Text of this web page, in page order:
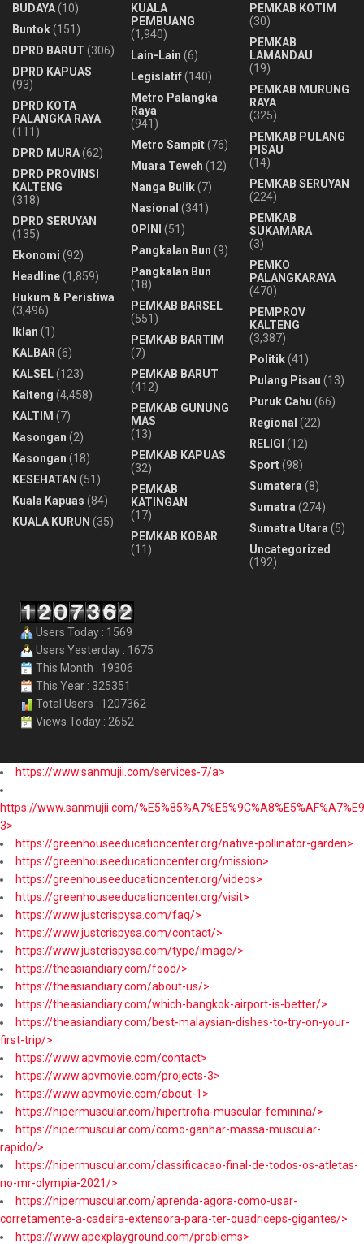
BUDAYA(10)
Buntok(151)
DPRD BARUT (306)
DPRD KAPUAS
(93)
DPRD KOTA
PALANGKA RAYA
(111)
DPRD MURA(62)
DPRD PROVINSI
KALTENG
(318)
DPRD SERUYAN
(135)
Ekonomi (92)
Headline(1,859)
Hukum & Peristiwa
(3,496)
Iklan (1)
KALBAR (6)
KALSEL(123)
Kalteng (4,458)
KALTIM (7)
Kasongan (2)
Kasongan (18)
KESEHATAN (51)
Kuala Kapuas (84)
KUALA KURUN (35)
KUALA
PEMBUANG
(1,940)
Lain-Lain (6)
Legislatif(140)
Metro Palangka
Raya
(941)
Metro Sampit(76)
Muara Teweh (12)
Nanga Bulik(7)
Nasional (341)
OPINI
(51)
Pangkalan Bun (9)
Pangkalan Bun
(18)
PEMKAB BARSEL
(551)
PEMKAB BARTIM
(7)
PEMKAB BARUT
(412)
PEMKAB GUNUNG
MAS
(13)
PEMKAB KAPUAS
(32)
PEMKAB
KATINGAN
(17)
PEMKAB KOBAR
(11)
PEMKAB KOTIM
(30)
PEMKAB
LAMANDAU
(19)
PEMKAB MURUNG
RAYA
(325)
PEMKAB PULANG
PISAU
(14)
PEMKAB SERUYAN
(224)
PEMKAB
SUKAMARA
(3)
PEMKO
PALANGKARAYA
(470)
PEMPROV
KALTENG
(3,387)
Politik(41)
Pulang Pisau (13)
Puruk Cahu (66)
Regional (22)
RELIGI (12)
Sport(98)
Sumatera (8)
Sumatra (274)
Sumatra Utara (5)
Uncategorized
(192)
Users Today : 1569
Users Yesterday : 1675
This Month : 19306
This Year : 325351
Total Users : 1207362
Views Today : 2652
https://www.sanmujii.com/services-7/a>
https://www.sanmujii.com/
3>
https://greenhouseeducationcenter.org/native-pollinator-garden>
https://greenhouseeducationcenter.org/mission>
https://greenhouseeducationcenter.org/videos>
https://greenhouseeducationcenter.org/visit>
https://www.justcrispysa.com/faq/>
https://www.justcrispysa.com/contact/>
https://www.justcrispysa.com/type/image/>
https://theasiandiary.com/food/>
https://theasiandiary.com/about-us/>
https://theasiandiary.com/which-bangkok-airport-is-better/>
https://theasiandiary.com/best-malaysian-dishes-to-try-on-your-
first-trip/>
https://www.apvmovie.com/contact>
https://www.apvmovie.com/projects-3>
https://www.apvmovie.com/about-1>
https://hipermuscular.com/hipertrofia-muscular-feminina/>
https://hipermuscular.com/como-ganhar-massa-muscular-
rapido/>
https://hipermuscular.com/classificacao-final-de-todos-os-atletas-
no-mr-olympia-2021/>
https://hipermuscular.com/aprenda-agora-como-usar-
corretamente-a-cadeira-extensora-para-ter-quadriceps-gigantes/>
https://www.apexplayground.com/problems>